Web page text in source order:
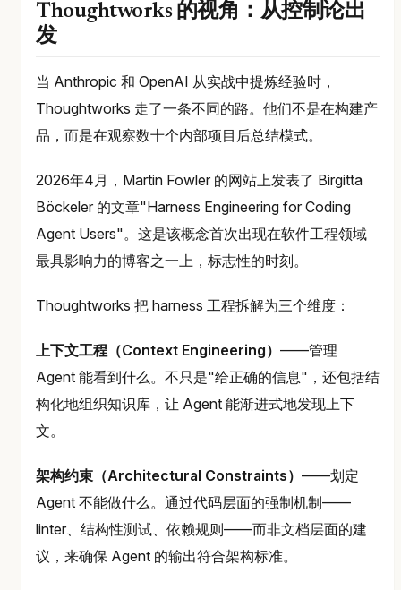
Thoughtworks 的视角：从控制论出
发
当 Anthropic 和 OpenAI 从实战中提炼经验时，
Thoughtworks 走了一条不同的路。他们不是在构建产
品，而是在观察数十个内部项目后总结模式。
2026年4月，Martin Fowler 的网站上发表了 Birgitta
Böckeler 的文章"Harness Engineering for Coding
Agent Users"。这是该概念首次出现在软件工程领域
最具影响力的博客之一上，标志性的时刻。
Thoughtworks 把 harness 工程拆解为三个维度：
上下文工程（Context Engineering） ——管理
Agent 能看到什么。不只是"给正确的信息"，还包括结
构化地组织知识库，让 Agent 能渐进式地发现上下
文。
架构约束（Architectural Constraints） ——划定
Agent 不能做什么。通过代码层面的强制机制——
linter、结构性测试、依赖规则——而非文档层面的建
议，来确保 Agent 的输出符合架构标准。